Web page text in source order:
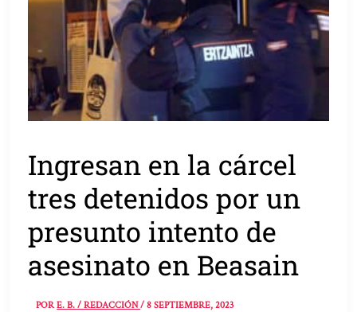
Ingresan en la cárcel
tres detenidos por un
presunto intento de
asesinato en Beasain
PORE. B. / REDACCIÓN/8 SEPTIEMBRE, 2023